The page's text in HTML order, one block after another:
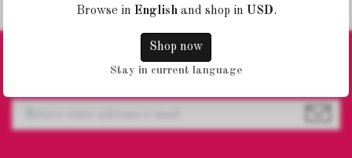
Inscrivez-vous à notre newsletter
Browse in Englishand shop in USD.
Shop now
Stay in current language